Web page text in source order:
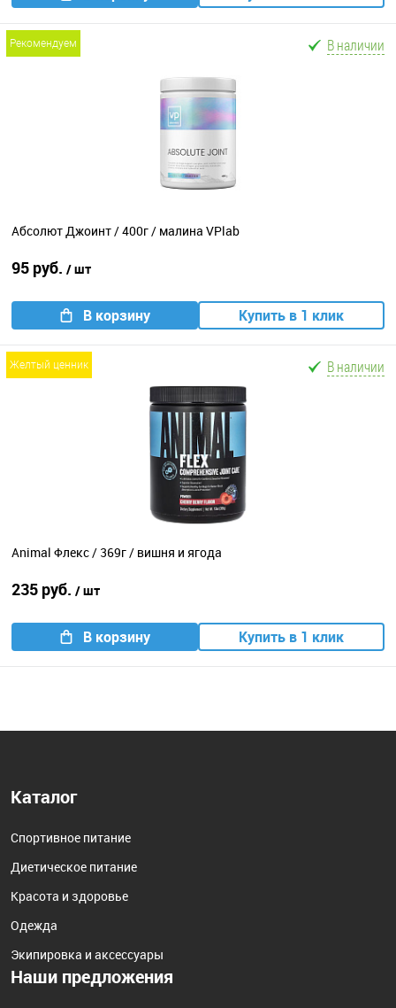
рекомендуем В наличии
Абсолют Джоинт / 400г / малина VPlab
95 руб. / шт
В корзину Купить в 1 клик
желтый ценник В наличии
Animal Флекс / 369г / вишня и ягода
235 руб. / шт
В корзину Купить в 1 клик
Каталог
Спортивное питание
Диетическое питание
Красота и здоровье
Одежда
Экипировка и аксессуары
Наши предложения